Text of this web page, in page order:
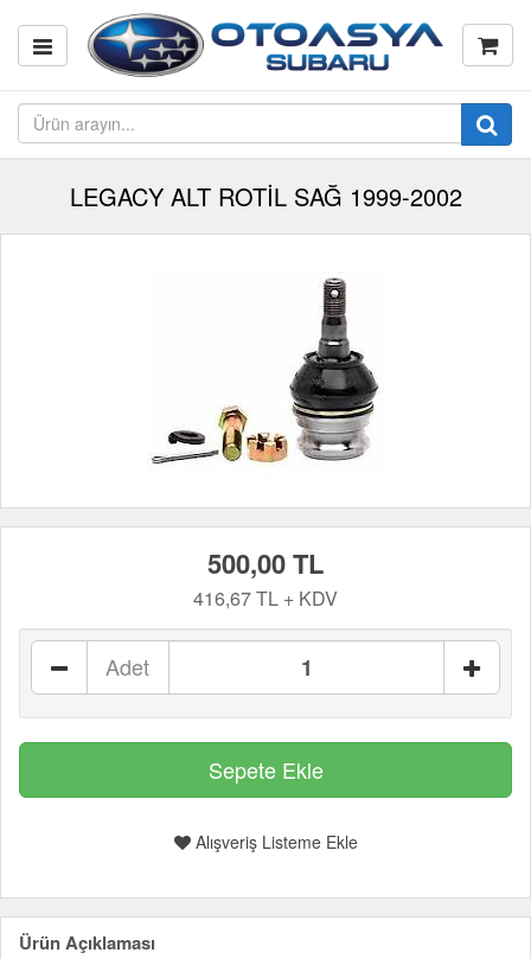
LEGACY ALT ROTİL SAĞ 1999-2002
500,00 TL
416,67 TL + KDV
Adet
Alışveriş Listeme Ekle
Ürün Açıklaması